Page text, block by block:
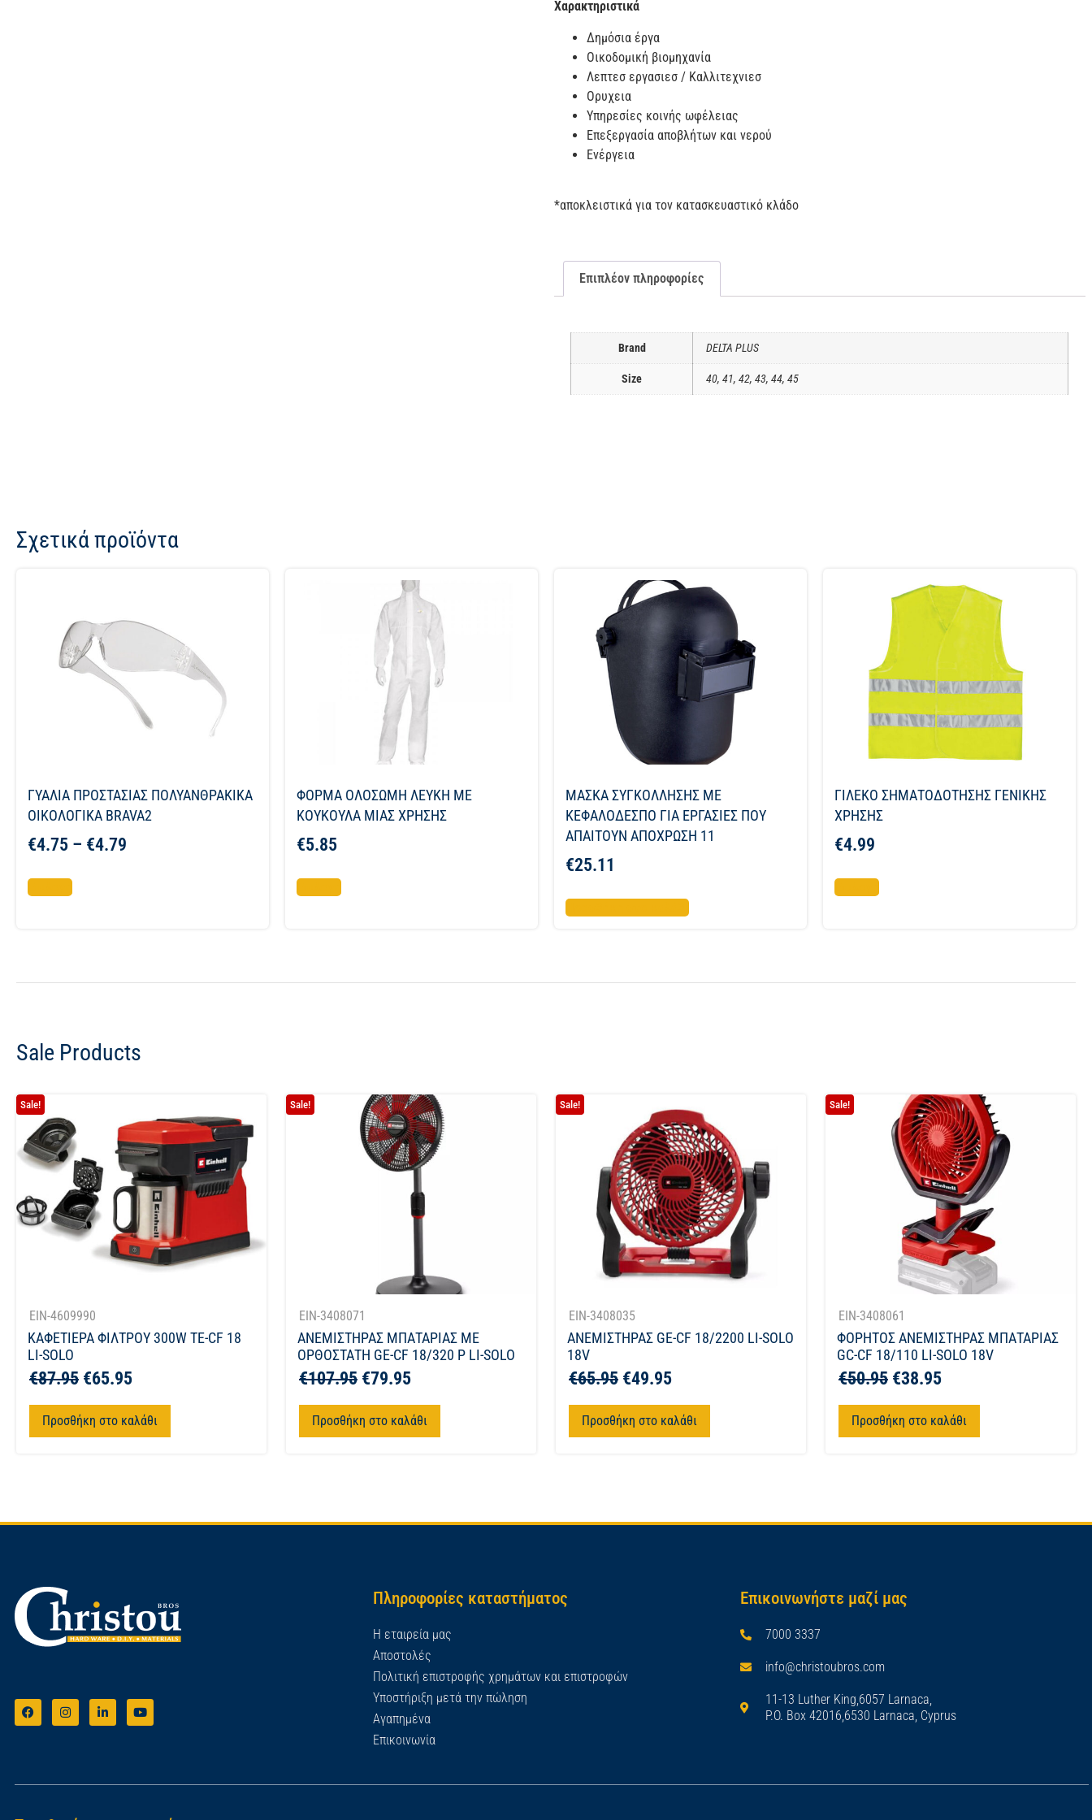
Χαρακτηριστικά
Δημόσια έργα
Οικοδομική βιομηχανία
Λεπτεσ εργασιεσ / Καλλιτεχνιεσ
Ορυχεια
Υπηρεσίες κοινής ωφέλειας
Επεξεργασία αποβλήτων και νερού
Ενέργεια
*αποκλειστικά για τον κατασκευαστικό κλάδο
Επιπλέον πληροφορίες
Brand DELTA PLUS
Size 40, 41, 42, 43, 44, 45
Σχετικά προϊόντα
ΓΥΑΛΙΑ ΠΡΟΣΤΑΣΙΑΣ ΠΟΛΥΑΝΘΡΑΚΙΚΑ
ΟΙΚΟΛΟΓΙΚΑ BRAVA2
€4.75 – €4.79
ΦΟΡΜΑ ΟΛΟΣΩΜΗ ΛΕΥΚΗ ΜΕ
ΚΟΥΚΟΥΛΑ ΜΙΑΣ ΧΡΗΣΗΣ
€5.85
ΜΑΣΚΑ ΣΥΓΚΟΛΛΗΣΗΣ ΜΕ
ΚΕΦΑΛΟΔΕΣΠΟ ΓΙΑ ΕΡΓΑΣΙΕΣ ΠΟΥ
ΑΠΑΙΤΟΥΝ ΑΠΟΧΡΩΣΗ 11
€25.11
ΓΙΛΕΚΟ ΣΗΜΑΤΟΔΟΤΗΣΗΣ ΓΕΝΙΚΗΣ
ΧΡΗΣΗΣ
€4.99
Sale Products
Sale!
EIN-4609990
ΚΑΦΕΤΙΕΡΑ ΦΙΛΤΡΟΥ 300W TE-CF 18
LI-SOLO
€87.95 €65.95
Προσθήκη στο καλάθι
Sale!
EIN-3408071
ΑΝΕΜΙΣΤΗΡΑΣ ΜΠΑΤΑΡΙΑΣ ΜΕ
ΟΡΘΟΣΤΑΤΗ GE-CF 18/320 P LI-SOLO
€107.95 €79.95
Προσθήκη στο καλάθι
Sale!
EIN-3408035
ΑΝΕΜΙΣΤΗΡΑΣ GE-CF 18/2200 LI-SOLO
18V
€65.95 €49.95
Προσθήκη στο καλάθι
Sale!
EIN-3408061
ΦΟΡΗΤΟΣ ΑΝΕΜΙΣΤΗΡΑΣ ΜΠΑΤΑΡΙΑΣ
GC-CF 18/110 LI-SOLO 18V
€50.95 €38.95
Προσθήκη στο καλάθι
Πληροφορίες καταστήματος
Η εταιρεία μας
Αποστολές
Πολιτική επιστροφής χρημάτων και επιστροφών
Υποστήριξη μετά την πώληση
Αγαπημένα
Επικοινωνία
Επικοινωνήστε μαζί μας
7000 3337
info@christoubros.com
11-13 Luther King,6057 Larnaca,
P.O. Box 42016,6530 Larnaca, Cyprus